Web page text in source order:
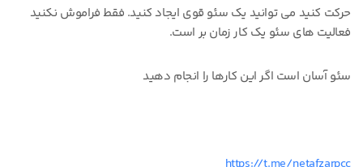
حرکت کنید می توانید یک سئو قوی ایجاد کنید. فقط فراموش نکنید
فعالیت های سئو یک کار زمان بر است.
سئو آسان است اگر این کارها را انجام دهید